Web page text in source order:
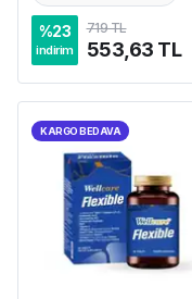
%23
indirim
719 TL
553,63 TL
KARGO BEDAVA